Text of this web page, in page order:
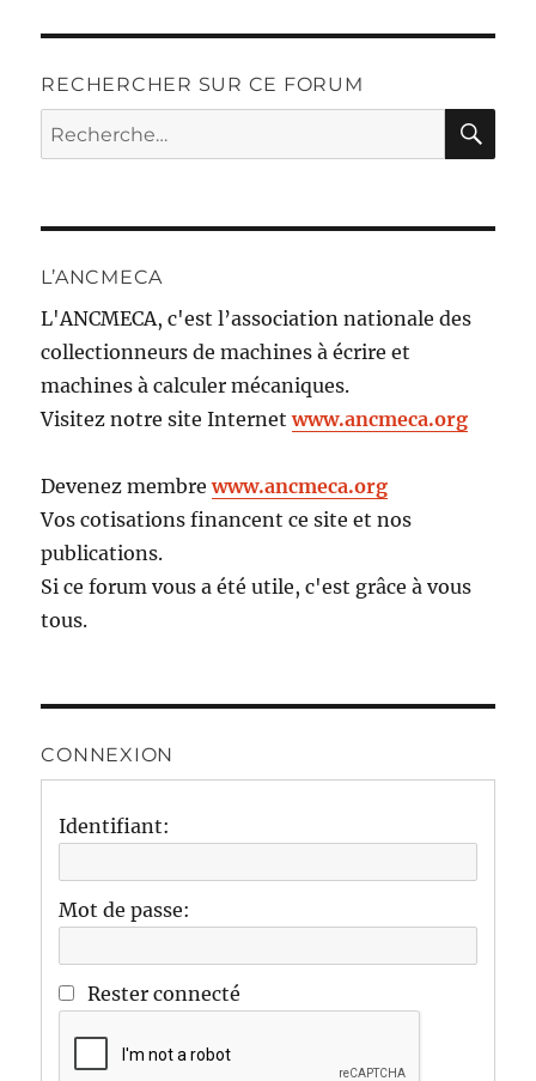
RECHERCHER SUR CE FORUM
Recherche
pour :
L’ANCMECA
L'ANCMECA, c'est l’association nationale des
collectionneurs de machines à écrire et
machines à calculer mécaniques.
Visitez notre site Internetwww.ancmeca.org
Devenez membrewww.ancmeca.org
Vos cotisations financent ce site et nos
publications.
Si ce forum vous a été utile, c'est grâce à vous
tous.
CONNEXION
Identifiant:
Mot de passe:
Rester connecté